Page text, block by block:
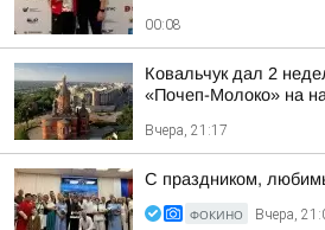
00:08
Ковальчук дал 2
«Почеп-Молоко» на
Вчера, 21:17
С праздником,
ФОКИНО Вчера,